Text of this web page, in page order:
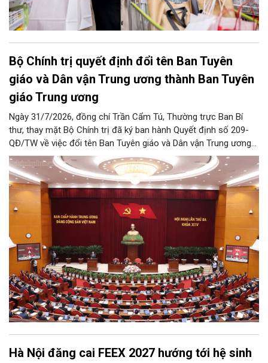
Bộ Chính trị quyết định đổi tên Ban Tuyên
giáo và Dân vận Trung ương thành Ban Tuyên
giáo Trung ương
Ngày 31/7/2026, đồng chí Trần Cẩm Tú, Thường trực Ban Bí
thư, thay mặt Bộ Chính trị đã ký ban hành Quyết định số 209-
QĐ/TW về việc đổi tên Ban Tuyên giáo và Dân vận Trung ương
thành Ban Tuyên giáo Trung ương.
Hà Nội đăng cai FEEX 2027 hướng tới hệ sinh